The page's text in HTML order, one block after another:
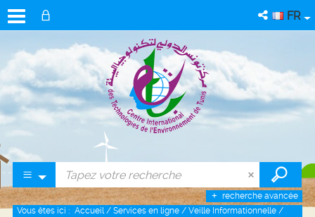
FR
recherche avancée
Vous êtes ici : Accueil / Services en ligne / Veille Informationnelle /